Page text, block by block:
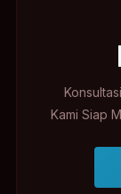
Kami Siap